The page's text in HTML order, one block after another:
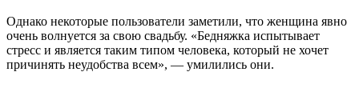
Однако некоторые пользователи заметили, что женщина явно
очень волнуется за свою свадьбу. «Бедняжка испытывает
стресс и является таким типом человека, который не хочет
причинять неудобства всем», — умилились они.